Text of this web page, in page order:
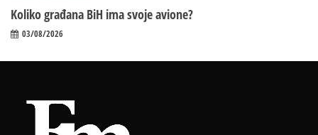
Koliko građana BiH ima svoje avione?
03/08/2026